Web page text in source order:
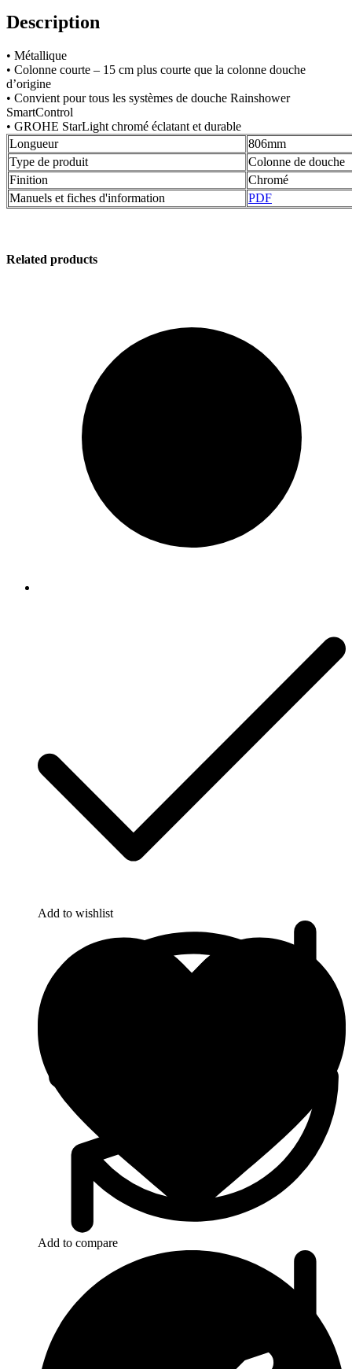
Description
• Métallique
• Colonne courte – 15 cm plus courte que la colonne douche
d’origine
• Convient pour tous les systèmes de douche Rainshower
SmartControl
• GROHE StarLight chromé éclatant et durable
Longueur
806mm
Type de produit
Colonne de douche
Finition
Chromé
Manuels et fiches d'information
PDF
Related products
Add to wishlist
Add to compare